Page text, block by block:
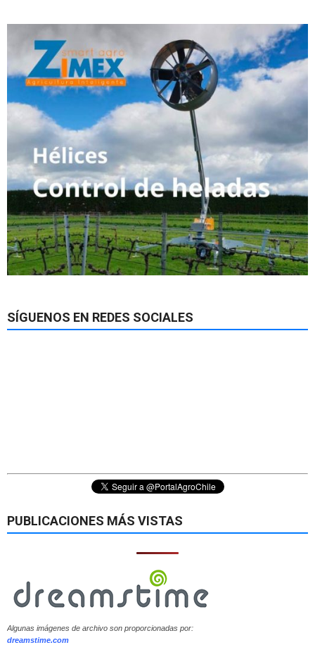
SÍGUENOS EN REDES SOCIALES
PUBLICACIONES MÁS VISTAS
Algunas imágenes de archivo son proporcionadas por:
dreamstime.com